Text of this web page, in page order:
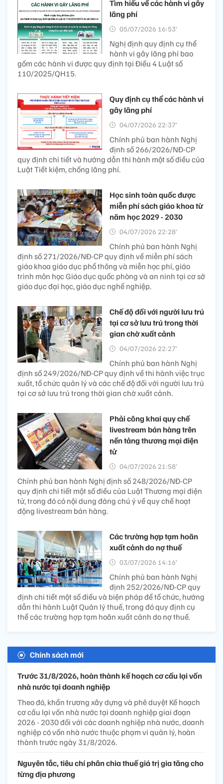
Tìm hiểu về các hành vi gây
lãng phí
05/07/2026 16:53’
Nghị định quy định cụ thể
hành vi gây lãng phí bao
gồm các hành vi được quy định tại Điều 4 Luật số
110/2025/QH15.
Quy định cụ thể các hành vi
gây lãng phí
04/07/2026 22:37’
Chính phủ ban hành Nghị
định số 266/2026/NĐ-CP
quy định chi tiết và hướng dẫn thi hành một số điều của
Luật Tiết kiệm, chống lãng phí.
Học sinh toàn quốc được
miễn phí sách giáo khoa từ
năm học 2029 - 2030
04/07/2026 22:28’
Chính phủ ban hành Nghị
định số 271/2026/NĐ-CP quy định về miễn phí sách
giáo khoa giáo dục phổ thông và miễn học phí, giáo
trình môn học Giáo dục quốc phòng và an ninh tại cơ sở
giáo dục đại học, giáo dục nghề nghiệp.
Chế độ đối với người lưu trú
tại cơ sở lưu trú trong thời
gian chờ xuất cảnh
04/07/2026 22:27’
Chính phủ ban hành Nghị
định số 249/2026/NĐ-CP quy định về thi hành việc trục
xuất, tổ chức quản lý và các chế độ đối với người lưu trú
tại cơ sở lưu trú trong thời gian chờ xuất cảnh.
Phải công khai quy chế
livestream bán hàng trên
nền tảng thương mại điện
tử
04/07/2026 21:58’
Chính phủ ban hành Nghị định số 248/2026/NĐ-CP
quy định chi tiết một số điều của Luật Thương mại điện
tử, trong đó có nội dung đáng chú ý về quy chế hoạt
động livestream bán hàng.
Các trường hợp tạm hoãn
xuất cảnh do nợ thuế
03/07/2026 14:16’
Chính phủ ban hành Nghị
định 252/2026/NĐ-CP quy
định chi tiết một số điều và biện pháp để tổ chức, hướng
dẫn thi hành Luật Quản lý thuế, trong đó quy định cụ
thể các trường hợp tạm hoãn xuất cảnh do nợ thuế.
Chính sách mới
Trước 31/8/2026, hoàn thành kế hoạch cơ cấu lại vốn
nhà nước tại doanh nghiệp
Theo đó, khẩn trương xây dựng và phê duyệt Kế hoạch
cơ cấu lại vốn nhà nước tại doanh nghiệp giai đoạn
2026 - 2030 đối với các doanh nghiệp nhà nước, doanh
nghiệp có vốn nhà nước thuộc phạm vi quản lý, hoàn
thành trước ngày 31/8/2026.
Nguyên tắc, tiêu chí phân chia thuế giá trị gia tăng cho
từng địa phương